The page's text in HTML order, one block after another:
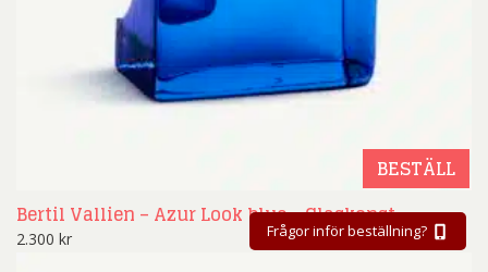
BESTÄLL
Bertil Vallien – Azur Look blue – Glaskonst
2.300 kr Frågor inför beställning?